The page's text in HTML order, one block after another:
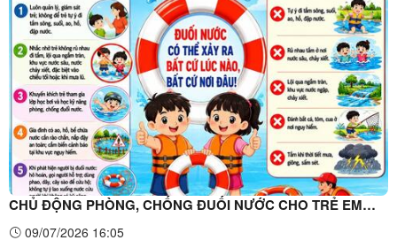
CHỦ ĐỘNG PHÒNG, CHỐNG ĐUỐI NƯỚC CHO TRẺ EM
TRONG MÙA HÈ
09/07/2026 16:05